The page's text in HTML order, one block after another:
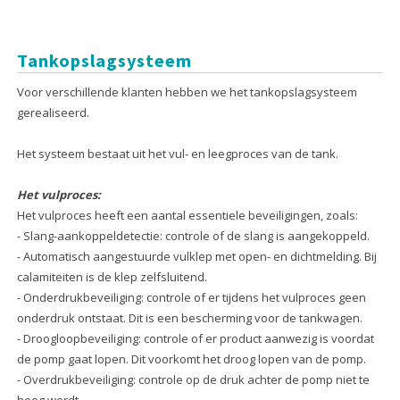
Tankopslagsysteem
Voor verschillende klanten hebben we het tankopslagsysteem
gerealiseerd.
Het systeem bestaat uit het vul- en leegproces van de tank.
Het vulproces:
Het vulproces heeft een aantal essentiele beveiligingen, zoals:
- Slang-aankoppeldetectie: controle of de slang is aangekoppeld.
- Automatisch aangestuurde vulklep met open- en dichtmelding. Bij
calamiteiten is de klep zelfsluitend.
- Onderdrukbeveiliging: controle of er tijdens het vulproces geen
onderdruk ontstaat. Dit is een bescherming voor de tankwagen.
- Droogloopbeveiliging: controle of er product aanwezig is voordat
de pomp gaat lopen. Dit voorkomt het droog lopen van de pomp.
- Overdrukbeveiliging: controle op de druk achter de pomp niet te